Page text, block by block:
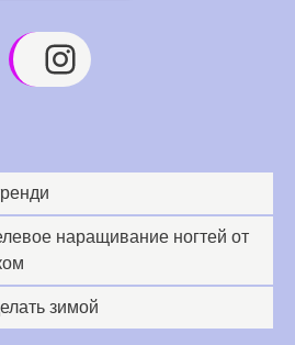
Instagram
наращивание ногтей от
зимой